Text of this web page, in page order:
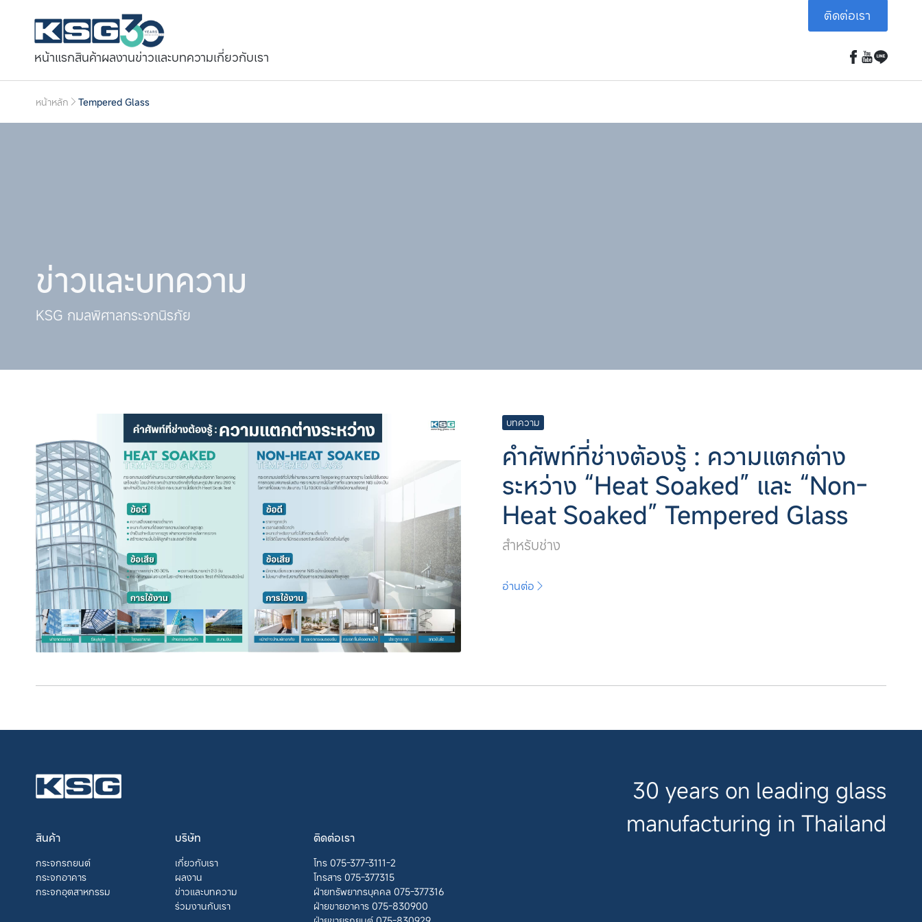
ติดต่อเรา
หน้าแรกสินค้าผลงานข่าวและบทความเกี่ยวกับเรา
หน้าหลัก Tempered Glass
ข่าวและบทความ
KSG กมลพิศาลกระจกนิรภัย
บทความ
คำศัพท์ที่ช่างต้องรู้ : ความแตกต่าง
ระหว่าง “Heat Soaked” และ “Non-
Heat Soaked” Tempered Glass
สำหรับช่าง
อ่านต่อ
สินค้า
กระจกรถยนต์
กระจกอาคาร
กระจกอุตสาหกรรม
บริษัท
เกี่ยวกับเรา
ผลงาน
ข่าวและบทความ
ร่วมงานกับเรา
ติดต่อเรา
โทร 075-377-3111-2
โทรสาร 075-377315
ฝ่ายทรัพยากรบุคคล 075-377316
ฝ่ายขายอาคาร 075-830900
30 years on leading glass
manufacturing in Thailand